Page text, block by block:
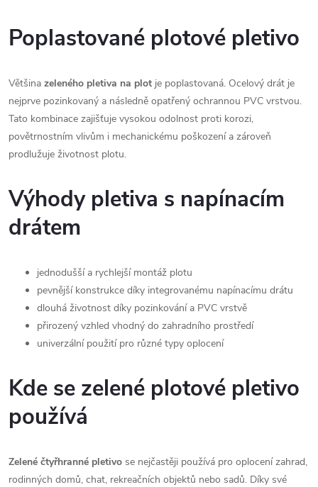
y
v
ý
p
i
s
u
Poplastované plotové pletivo
Většina zeleného pletiva na plot je poplastovaná. Ocelový drát je
nejprve pozinkovaný a následně opatřený ochrannou PVC vrstvou.
Tato kombinace zajišťuje vysokou odolnost proti korozi,
povětrnostním vlivům i mechanickému poškození a zároveň
prodlužuje životnost plotu.
Výhody pletiva s napínacím
drátem
jednodušší a rychlejší montáž plotu
pevnější konstrukce díky integrovanému napínacímu drátu
dlouhá životnost díky pozinkování a PVC vrstvě
přirozený vzhled vhodný do zahradního prostředí
univerzální použití pro různé typy oplocení
Kde se zelené plotové pletivo
používá
Zelené čtyřhranné pletivo se nejčastěji používá pro oplocení zahrad,
rodinných domů, chat, rekreačních objektů nebo sadů. Díky své